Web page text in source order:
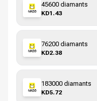
45600 diamants
KD1.43
76200 diamants
KD2.38
183000 diamants
KD5.72